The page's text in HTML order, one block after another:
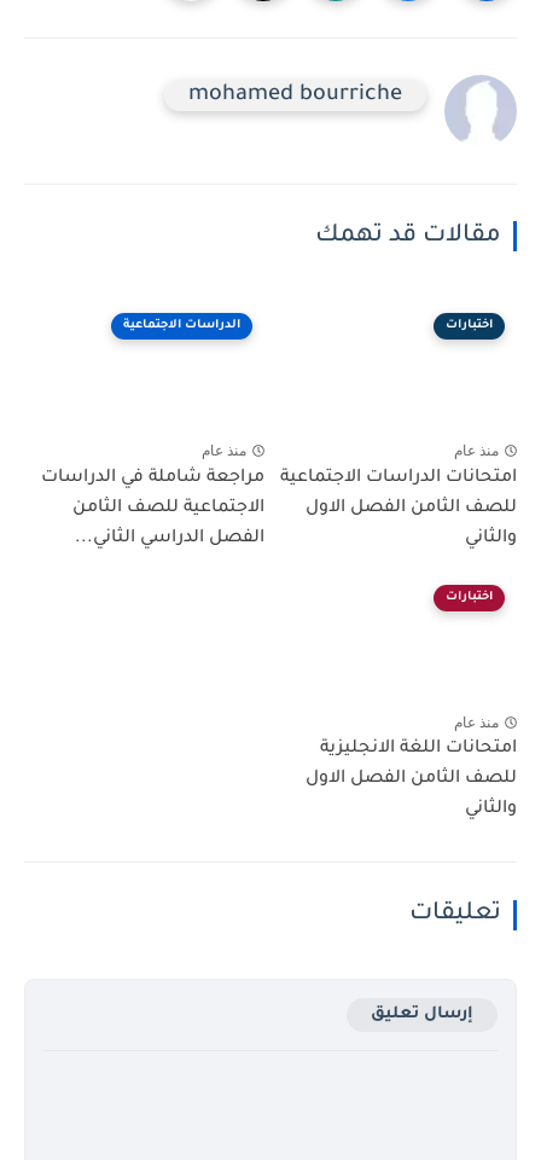
mohamed bourriche
مقالات قد تهمك
اختبارات
منذ عام
امتحانات الدراسات الاجتماعية
للصف الثامن الفصل الاول
والثاني
الدراسات الاجتماعية
منذ عام
مراجعة شاملة في الدراسات
الاجتماعية للصف الثامن
الفصل الدراسي الثاني...
اختبارات
منذ عام
امتحانات اللغة الانجليزية
للصف الثامن الفصل الاول
والثاني
تعليقات
إرسال تعليق